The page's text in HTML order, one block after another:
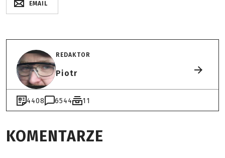
EMAIL
REDAKTOR
Piotr
4408 6544 11
KOMENTARZE